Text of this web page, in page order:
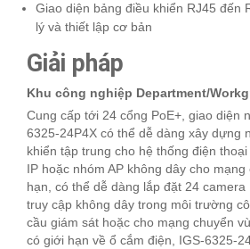
Giao diện bảng điều khiển RJ45 đến
lý và thiết lập cơ bản
Giải pháp
Khu công nghiệp Department/
Cung cấp tới 24 cổng PoE+, giao diện
6325-24P4X có thể dễ dàng xây dựng
khiển tập trung cho hệ thống điện
IP hoặc nhóm AP không dây cho
hạn, có thể dễ dàng lắp đặt 24 camera
truy cập không dây trong môi trường
cầu giám sát hoặc cho mạng chuyển
có giới hạn về ổ cắm điện, IGS-6325-